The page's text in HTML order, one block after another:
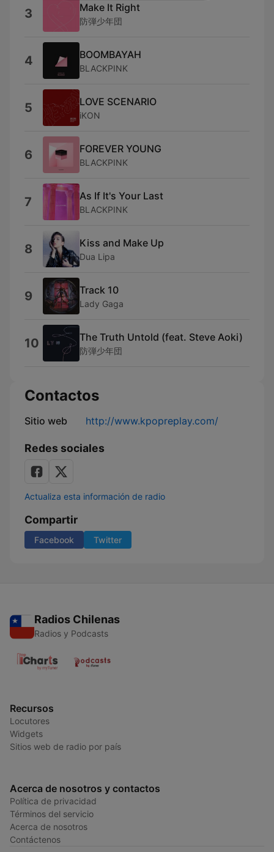
3 Make It Right
防弾少年団
4 BOOMBAYAH
BLACKPINK
5 LOVE SCENARIO
iKON
6 FOREVER YOUNG
BLACKPINK
7 As If It's Your Last
BLACKPINK
8 Kiss and Make Up
Dua Lipa
9 Track 10
Lady Gaga
10 The Truth Untold (feat. Steve Aoki)
防弾少年団
Contactos
Sitio web http://www.kpopreplay.com/
Redes sociales
Actualiza esta información de radio
Compartir
Facebook Twitter
Radios Chilenas
Radios y Podcasts
Recursos
Locutores
Widgets
Sitios web de radio por país
Acerca de nosotros y contactos
Política de privacidad
Términos del servicio
Acerca de nosotros
Contáctenos